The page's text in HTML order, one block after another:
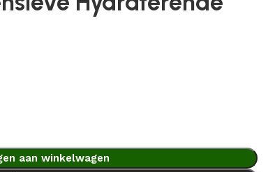
aan winkelwagen